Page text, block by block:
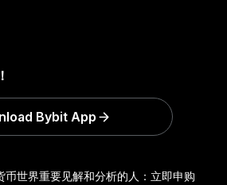
币世界重要见解和分析的人：立即申购
Bybit App